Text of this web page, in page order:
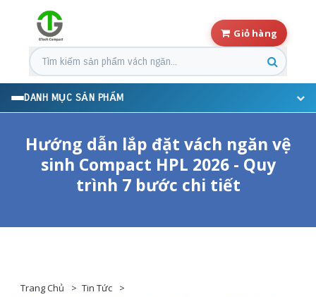
Giỏ hàng
Tìm kiếm sản phẩm
DANH MỤC SẢN PHẨM
Hướng dẫn lắp đặt vách ngăn vệ
sinh Compact HPL 2026 - Quy
trình 7 bước chi tiết
Trang Chủ
Tin Tức